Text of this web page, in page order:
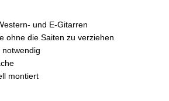
und E-Gitarren
ohne die Saiten zu verziehen
notwendig
montiert